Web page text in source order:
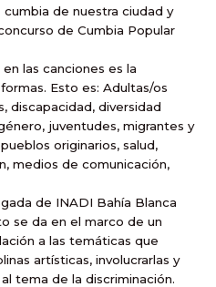
de nuestra ciudad y
de Cumbia Popular
las canciones es la
Esto es: Adultas/os
discapacidad, diversidad
juventudes, migrantes y
originarios, salud,
medios de comunicación,
de INADI Bahía Blanca
se da en el marco de un
a las temáticas que
artísticas, involucrarlas y
tema de la discriminación.